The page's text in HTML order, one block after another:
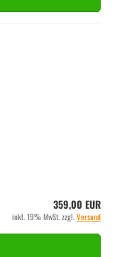
359,00 EUR
inkl. 19% MwSt. zzgl.Versand